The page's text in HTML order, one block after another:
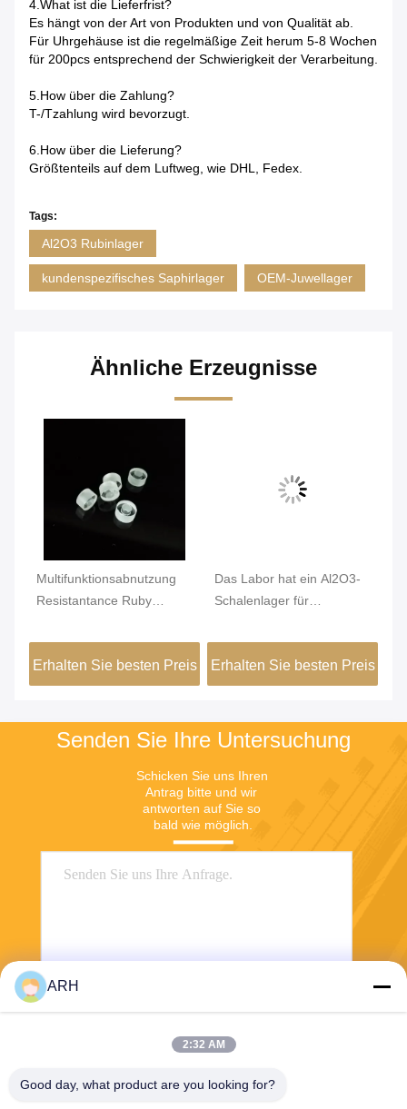
4.What ist die Lieferfrist?
Es hängt von der Art von Produkten und von Qualität ab.
Für Uhrgehäuse ist die regelmäßige Zeit herum 5-8 Wochen
für 200pcs entsprechend der Schwierigkeit der Verarbeitung.
5.How über die Zahlung?
T-/Tzahlung wird bevorzugt.
6.How über die Lieferung?
Größtenteils auf dem Luftweg, wie DHL, Fedex.
Tags:
Al2O3 Rubinlager
kundenspezifisches Saphirlager OEM-Juwellager
Ähnliche Erzeugnisse
Multifunktionsabnutzung
Resistantance Ruby
Erhalten Sie besten Preis
Das Labor hat ein Al2O3-
Schalenlager für
Erhalten Sie besten Preis
Senden Sie Ihre Untersuchung
Schicken Sie uns Ihren
Antrag bitte und wir
antworten auf Sie so
bald wie möglich.
ARH
2:32 AM
Good day, what product are you looking for?